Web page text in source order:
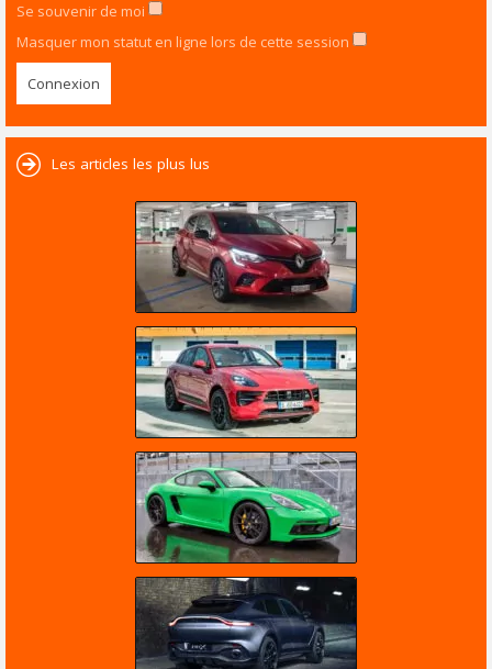
Se souvenir de moi
Masquer mon statut en ligne lors de cette session
Les articles les plus lus